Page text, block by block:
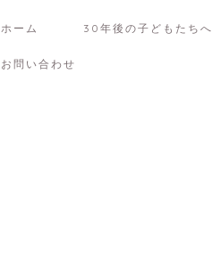
ホーム 30年後の子どもたちへ
お問い合わせ